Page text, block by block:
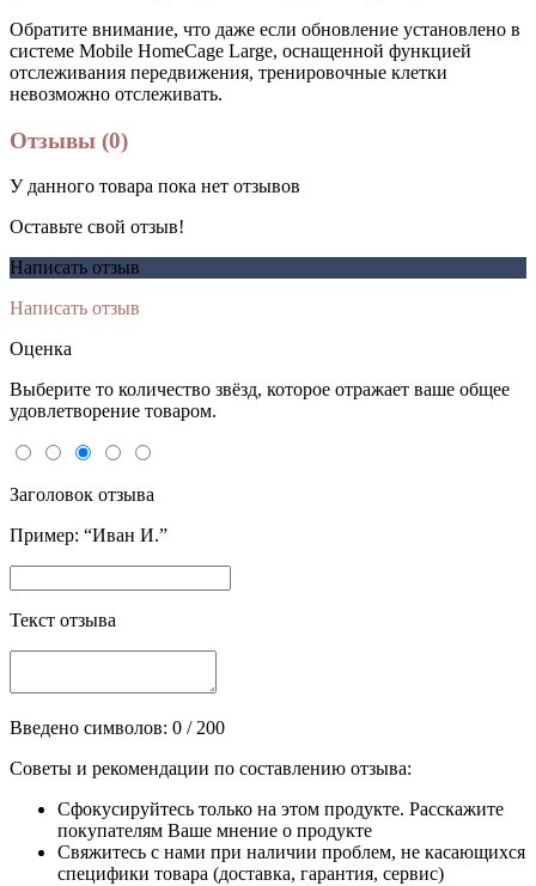
Обратите внимание, что даже если обновление установлено в
системе Mobile HomeCage Large, оснащенной функцией
отслеживания передвижения, тренировочные клетки
невозможно отслеживать.
Отзывы (0)
У данного товара пока нет отзывов
Оставьте свой отзыв!
Написать отзыв
Написать отзыв
Оценка
Выберите то количество звёзд, которое отражает ваше общее
удовлетворение товаром.
Заголовок отзыва
Пример: “Иван И.”
Текст отзыва
Введено символов: 0 / 200
Советы и рекомендации по составлению отзыва:
Сфокусируйтесь только на этом продукте. Расскажите
покупателям Ваше мнение о продукте
Свяжитесь с нами при наличии проблем, не касающихся
специфики товара (доставка, гарантия, сервис)